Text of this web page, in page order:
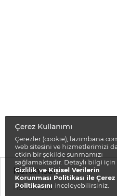
Kurumsal
Hakkımızda
Çerez Kullanımı
Çerezler (cookie),
web sitesini ve hizmetlerimizi
etkin bir şekilde sunmamızı
sağlamaktadır. Detaylı bilgi için
Gizlilik ve Kişisel Verilerin
Korunması Politikası ile Çerez
Politikasını inceleyebilirsiniz.